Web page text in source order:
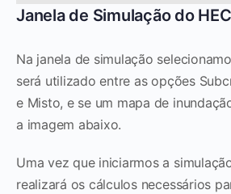
Janela de Simulação do
Na janela de simulação
será utilizado entre as opções
e Misto, e se um mapa de
a imagem abaixo.
Uma vez que iniciarmos a
realizará os cálculos necessários